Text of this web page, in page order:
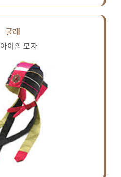
굴레
이의 모자